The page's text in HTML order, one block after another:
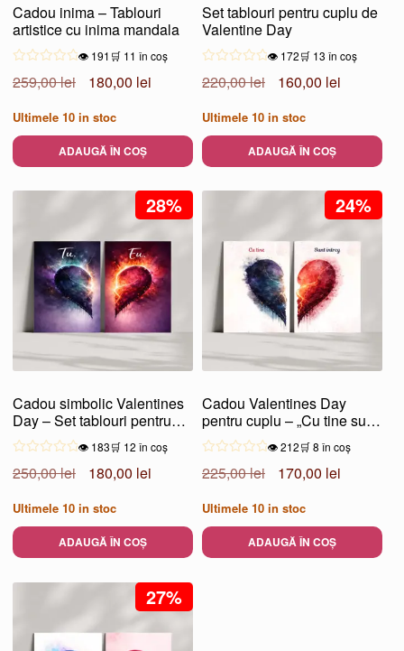
Cadou inima – Tablouri
artistice cu inima mandala
👁️ 191 🛒 11 în coș
259,00lei
Prețul
a
fost:
259,00 lei.
180,00 leiPrețul
180,00 lei.
Ultimele 10 in stoc
ADAUGĂ ÎN COȘ
Set tablouri pentru cuplu de
Valentine Day
👁️ 172🛒 13 în coș
220,00lei
Prețul
a
fost:
220,00 lei.
160,00 leiPrețul
160,00
Ultimele 10 in stoc
ADAUGĂ ÎN COȘ
28%
Cadou simbolic Valentines
Day – Set tablouri pentru
cupluri
👁️ 183🛒 12 în coș
250,00lei
Prețul
a
fost:
250,00 lei.
180,00 leiPrețul
180,00 lei.
Ultimele 10 in stoc
ADAUGĂ ÎN COȘ
24%
Cadou Valentines Day
pentru cuplu – „Cu tine sunt
întreg”
👁️ 212🛒 8 în coș
225,00lei
Prețul
a
fost:
225,00 lei.
170,00 leiPrețul
170,00
Ultimele 10 in stoc
ADAUGĂ ÎN COȘ
27%